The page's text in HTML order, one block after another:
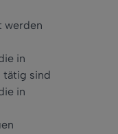
werden
in
tätig sind
in